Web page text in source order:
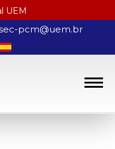
UEM
pcm@uem.br